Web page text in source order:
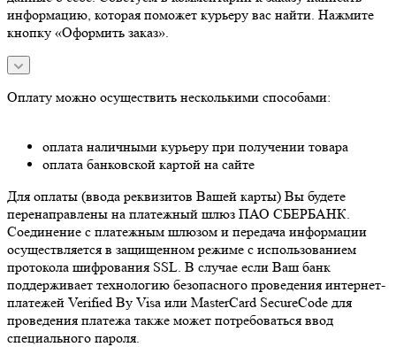
информацию, которая поможет курьеру вас найти. Нажмите
кнопку «Оформить заказ».
Оплату можно осуществить несколькими способами:
оплата наличными курьеру при получении товара
оплата банковской картой на сайте
Для оплаты (ввода реквизитов Вашей карты) Вы будете
перенаправлены на платежный шлюз ПАО СБЕРБАНК.
Соединение с платежным шлюзом и передача информации
осуществляется в защищенном режиме с использованием
протокола шифрования SSL. В случае если Ваш банк
поддерживает технологию безопасного проведения интернет-
платежей Verified By Visa или MasterCard SecureCode для
проведения платежа также может потребоваться ввод
специального пароля.